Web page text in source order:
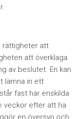
rättigheter att
att överklaga
av beslutet. En kan
lämna in ett
fast har enskilda
veckor efter att ha
en översyn och